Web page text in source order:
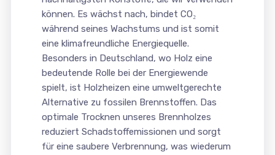
können. Es wächst nach, bindet CO₂
während seines Wachstums und ist somit
eine klimafreundliche Energiequelle.
Besonders in Deutschland, wo Holz eine
bedeutende Rolle bei der Energiewende
spielt, ist Holzheizen eine umweltgerechte
Alternative zu fossilen Brennstoffen. Das
optimale Trocknen unseres Brennholzes
reduziert Schadstoffemissionen und sorgt
für eine saubere Verbrennung, was wiederum